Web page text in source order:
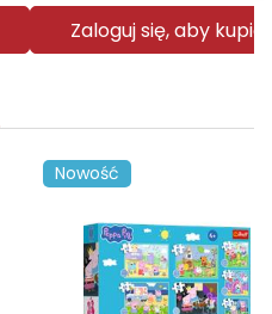
Zaloguj się, aby kupić
Nowość